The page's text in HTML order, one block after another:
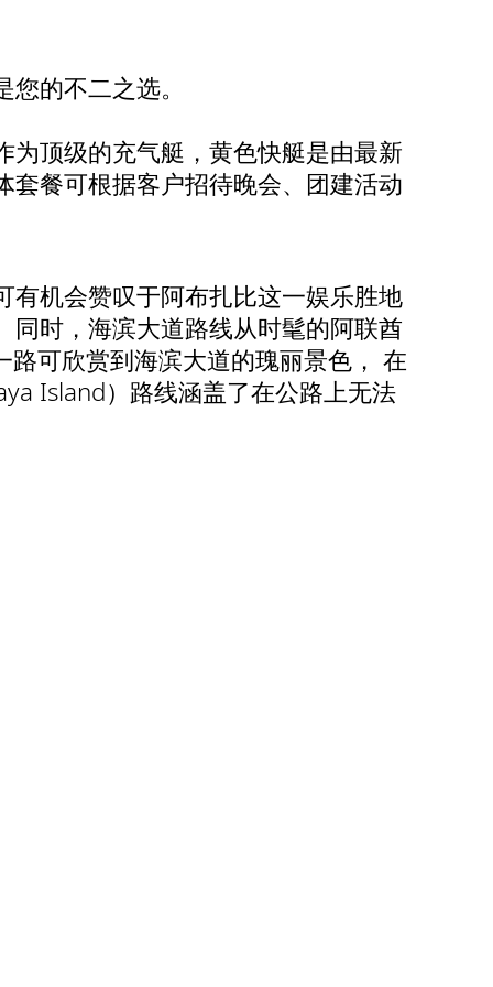
的不二之选。
顶级的充气艇，黄色快艇是由最新
餐可根据客户招待晚会、团建活动
机会赞叹于阿布扎比这一娱乐胜地
时，海滨大道路线从时髦的阿联酋
可欣赏到海滨大道的瑰丽景色， 在
Island）路线涵盖了在公路上无法